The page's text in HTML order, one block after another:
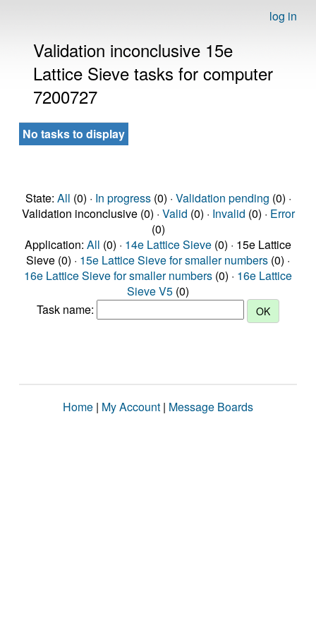
log in
Validation inconclusive 15e
Lattice Sieve tasks for computer
7200727
No tasks to display
State: All (0) · In progress(0) · Validation pending (0) ·
Validation inconclusive (0) · Valid (0) · Invalid (0) · Error
(0)
Application: All (0) · 14e Lattice Sieve (0) · 15e Lattice
Sieve (0) · 15e Lattice Sieve for smaller numbers (0) ·
16e Lattice Sieve for smaller numbers (0) · 16e Lattice
Sieve V5 (0)
Task name:
Home | My Account | Message Boards